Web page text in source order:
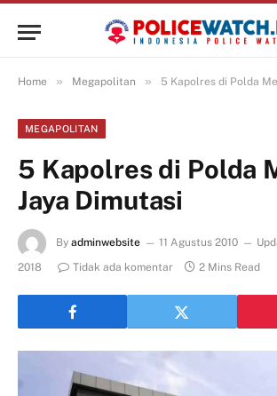
Home » Megapolitan » 5 Kapolres di Polda
MEGAPOLITAN
5 Kapolres di Polda
Jaya Dimutasi
By adminwebsite 11 Agustus 2010
2018
Tidak ada komentar 2 Mins Read